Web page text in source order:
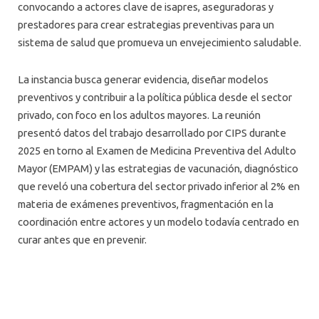
convocando a actores clave de isapres, aseguradoras y
prestadores para crear estrategias preventivas para un
sistema de salud que promueva un envejecimiento saludable.
La instancia busca generar evidencia, diseñar modelos
preventivos y contribuir a la política pública desde el sector
privado, con foco en los adultos mayores. La reunión
presentó datos del trabajo desarrollado por CIPS durante
2025 en torno al Examen de Medicina Preventiva del Adulto
Mayor (EMPAM) y las estrategias de vacunación, diagnóstico
que reveló una cobertura del sector privado inferior al 2% en
materia de exámenes preventivos, fragmentación en la
coordinación entre actores y un modelo todavía centrado en
curar antes que en prevenir.